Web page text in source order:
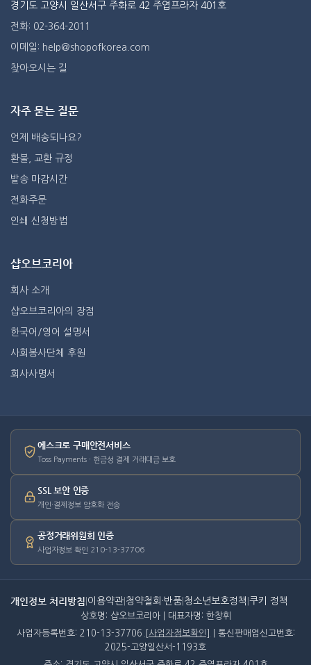
경기도 고양시 일산서구 주화로 42 주엽프라자 401호
전화: 02-364-2011
이메일: help@shopofkorea.com
찾아오시는 길
자주 묻는 질문
언제 배송되나요?
환불, 교환 규정
발송 마감시간
전화주문
인쇄 신청방법
샵오브코리아
회사 소개
샵오브코리아의 장점
한국어/영어 설명서
사회봉사단체 후원
회사사명서
에스크로 구매안전서비스
Toss Payments · 현금성 결제 거래대금 보호
SSL 보안 인증
개인·결제정보 암호화 전송
공정거래위원회 인증
사업자정보 확인 210-13-37706
개인정보 처리방침 이용약관 청약철회·반품 청소년보호정책 쿠키 정책
상호명: 샵오브코리아 | 대표자명: 한창휘
사업자등록번호: 210-13-37706
[사업자정보확인]
| 통신판매업신고번호:
2025-고양일산서-1193호